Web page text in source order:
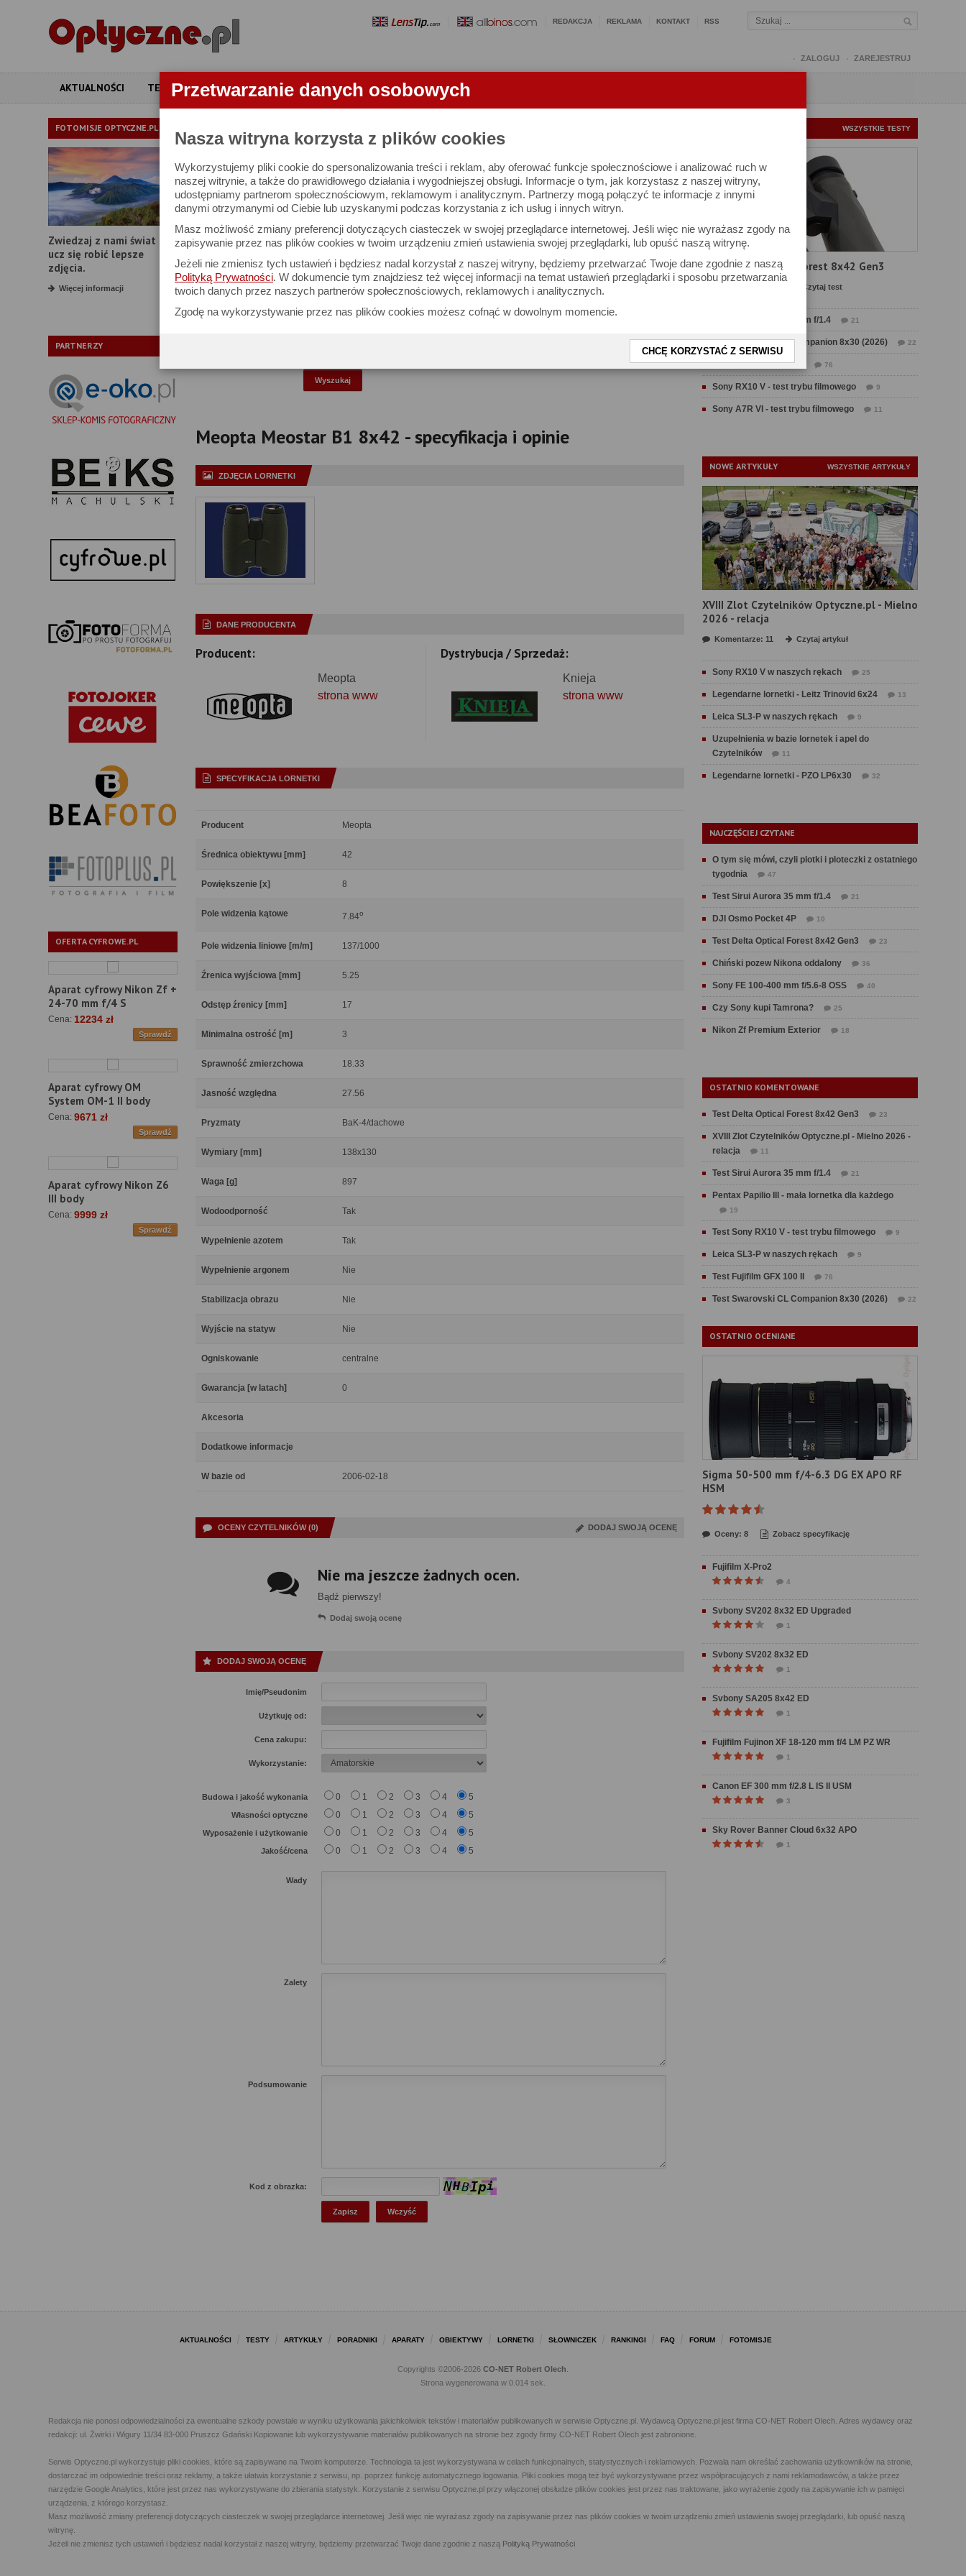
Przetwarzanie danych osobowych
Nasza witryna korzysta z plików cookies
Wykorzystujemy pliki cookie do spersonalizowania treści i reklam, aby oferować funkcje społecznościowe i analizować ruch w
naszej witrynie, a także do prawidłowego działania i wygodniejszej obsługi. Informacje o tym, jak korzystasz z naszej witryny,
udostępniamy partnerom społecznościowym, reklamowym i analitycznym. Partnerzy mogą połączyć te informacje z innymi
danymi otrzymanymi od Ciebie lub uzyskanymi podczas korzystania z ich usług i innych witryn.
Masz możliwość zmiany preferencji dotyczących ciasteczek w swojej przeglądarce internetowej. Jeśli więc nie wyrażasz zgody na
zapisywanie przez nas plików cookies w twoim urządzeniu zmień ustawienia swojej przeglądarki, lub opuść naszą witrynę.
Jeżeli nie zmienisz tych ustawień i będziesz nadal korzystał z naszej witryny, będziemy przetwarzać Twoje dane zgodnie z naszą
Polityką Prywatności. W dokumencie tym znajdziesz też więcej informacji na temat ustawień przeglądarki i sposobu przetwarzania
twoich danych przez naszych partnerów społecznościowych, reklamowych i analitycznych.
Zgodę na wykorzystywanie przez nas plików cookies możesz cofnąć w dowolnym momencie.
CHCĘ KORZYSTAĆ Z SERWISU
REDAKCJA REKLAMA KONTAKT RSS
ZALOGUJ ZAREJESTRUJ
AKTUALNOŚCI TESTY ARTYKUŁY APARATY OBIEKTYWY LORNETKI
FOTOMISJE OPTYCZNE.PL
Zwiedzaj z nami świat i
ucz się robić lepsze
zdjęcia.
Więcej informacji
PARTNERZY
OFERTA CYFROWE.PL
Aparat cyfrowy Nikon Zf +
24-70 mm f/4 S
Cena: 12234 zł
Sprawdź
Aparat cyfrowy OM
System OM-1 II body
Cena: 9671 zł
Sprawdź
Aparat cyfrowy Nikon Z6
III body
Cena: 9999 zł
Sprawdź
LORNETKI
W bazie znajduje się 3008 lornetek i 1581 ocen.
Możesz też zrobić
własne porównanie lornetek
Porównaj lornetki
Proszę podać interesujące Cię parametry
Producent:
Model:
Średnica obiektywu:
Meopta Meostar B1 8x42 - specyfikacja i opinie
ZDJĘCIA LORNETKI
DANE PRODUCENTA
Producent:
Meopta
strona www
Dystrybucja / Sprzedaż:
Knieja
strona www
SPECYFIKACJA LORNETKI
Producent Meopta
Średnica obiektywu [mm] 42
Powiększenie [x] 8
Pole widzenia kątowe 7.84o
Pole widzenia liniowe [m/m] 137/1000
Źrenica wyjściowa [mm] 5.25
Odstęp źrenicy [mm] 17
Minimalna ostrość [m] 3
Sprawność zmierzchowa 18.33
Jasność względna 27.56
Pryzmaty BaK-4/dachowe
Wymiary [mm] 138x130
Waga [g] 897
Wodoodporność Tak
Wypełnienie azotem Tak
Wypełnienie argonem Nie
Stabilizacja obrazu Nie
Wyjście na statyw Nie
Ogniskowanie centralne
Gwarancja [w latach] 0
Akcesoria
Dodatkowe informacje
W bazie od 2006-02-18
OCENY CZYTELNIKÓW (0) DODAJ SWOJĄ OCENĘ
Nie ma jeszcze żadnych ocen.
Bądź pierwszy!
Dodaj swoją ocenę
DODAJ SWOJĄ OCENĘ
Imię/Pseudonim
Użytkuję od:
Cena zakupu:
Wykorzystanie:
Budowa i jakość wykonania 0 1 2 3 4 5
Własności optyczne 0 1 2 3 4 5
Wyposażenie i użytkowanie 0 1 2 3 4 5
Jakość/cena 0 1 2 3 4 5
Wady
Zalety
Podsumowanie
Kod z obrazka:
WSZYSTKIE TESTY
Test Delta Optical Forest 8x42 Gen3
Czytaj test
Test Sirui Aurora 35 mm f/1.4 21
Test Swarovski CL Companion 8x30 (2026) 22
Test Fujifilm GFX 100 II 76
Sony RX10 V - test trybu filmowego 9
Sony A7R VI - test trybu filmowego 11
NOWE ARTYKUŁY WSZYSTKIE ARTYKUŁY
XVIII Zlot Czytelników Optyczne.pl - Mielno
2026 - relacja
Komentarze: 11 Czytaj artykuł
Sony RX10 V w naszych rękach 25
Legendarne lornetki - Leitz Trinovid 6x24 13
Leica SL3-P w naszych rękach 9
Uzupełnienia w bazie lornetek i apel do
Czytelników
11
Legendarne lornetki - PZO LP6x30 32
NAJCZĘŚCIEJ CZYTANE
O tym się mówi, czyli plotki i ploteczki z ostatniego
tygodnia
47
Test Sirui Aurora 35 mm f/1.4 21
DJI Osmo Pocket 4P 10
Test Delta Optical Forest 8x42 Gen3 23
Chiński pozew Nikona oddalony 36
Sony FE 100-400 mm f/5.6-8 OSS 40
Czy Sony kupi Tamrona? 25
Nikon Zf Premium Exterior 18
OSTATNIO KOMENTOWANE
Test Delta Optical Forest 8x42 Gen3 23
XVIII Zlot Czytelników Optyczne.pl - Mielno 2026 -
relacja
11
Test Sirui Aurora 35 mm f/1.4 21
Pentax Papilio III - mała lornetka dla każdego
19
Test Sony RX10 V - test trybu filmowego 9
Leica SL3-P w naszych rękach 9
Test Fujifilm GFX 100 II 76
Test Swarovski CL Companion 8x30 (2026) 22
OSTATNIO OCENIANE
Sigma 50-500 mm f/4-6.3 DG EX APO RF
HSM
Oceny: 8 Zobacz specyfikację
Fujifilm X-Pro2
4
Svbony SV202 8x32 ED Upgraded
1
Svbony SV202 8x32 ED
1
Svbony SA205 8x42 ED
1
Fujifilm Fujinon XF 18-120 mm f/4 LM PZ WR
1
Canon EF 300 mm f/2.8 L IS II USM
3
Sky Rover Banner Cloud 6x32 APO
1
AKTUALNOŚCI TESTY ARTYKUŁY PORADNIKI APARATY OBIEKTYWY LORNETKI SŁOWNICZEK RANKINGI FAQ FORUM FOTOMISJE
Copyrights ©2006-2026 CO-NET Robert Olech
Strona wygenerowana w 0.014 sek.
Redakcja nie ponosi odpowiedzialności za ewentualne szkody powstałe w wyniku użytkowania jakichkolwiek tekstów i materiałów publikowanych w serwisie Optyczne.pl. Wydawcą Optyczne.pl jest firma CO-NET Robert Olech. Adres wydawcy oraz
redakcji: ul. Żwirki i Wigury 11/34 83-000 Pruszcz Gdański Kopiowanie lub wykorzystywanie materiałów publikowanych na stronie bez zgody firmy CO-NET Robert Olech jest zabronione.
Serwis Optyczne.pl wykorzystuje pliki cookies, które są zapisywane na Twoim komputerze. Technologia ta jest wykorzystywana w celach funkcjonalnych, statystycznych i reklamowych. Pozwala nam określać zachowania użytkowników na stronie,
dostarczać im odpowiednie treści oraz reklamy, a także ułatwia korzystanie z serwisu, np. poprzez funkcję automatycznego logowania. Pliki cookies mogą też być wykorzystywane przez współpracujących z nami reklamodawców, a także przez
narzędzie Google Analytics, które jest przez nas wykorzystywane do zbierania statystyk. Korzystanie z serwisu Optyczne.pl przy włączonej obsłudze plików cookies jest przez nas traktowane, jako wyrażenie zgody na zapisywanie ich w pamięci
urządzenia, z którego korzystasz.
Masz możliwość zmiany preferencji dotyczących ciasteczek w swojej przeglądarce internetowej. Jeśli więc nie wyrażasz zgody na zapisywanie przez nas plików cookies w twoim urządzeniu zmień ustawienia swojej przeglądarki, lub opuść naszą
witrynę.
Jeżeli nie zmienisz tych ustawień i będziesz nadal korzystał z naszej witryny, będziemy przetwarzać Twoje dane zgodnie z naszą Polityką Prywatności